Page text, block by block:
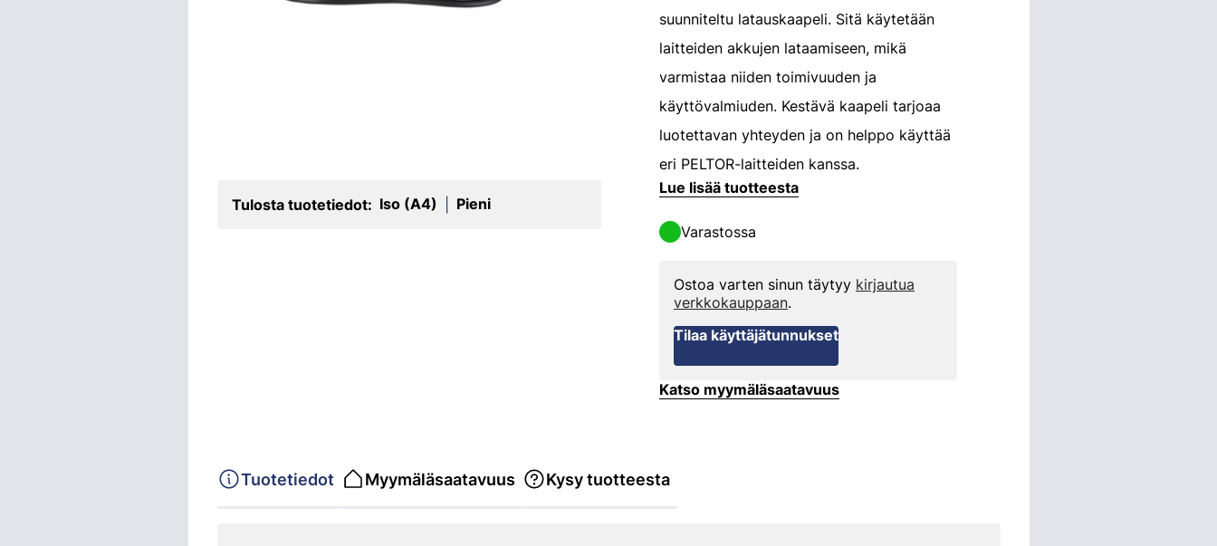
Tulosta tuotetiedot: Iso (A4) Pieni
suunniteltu latauskaapeli. Sitä käytetään
laitteiden akkujen lataamiseen, mikä
varmistaa niiden toimivuuden ja
käyttövalmiuden. Kestävä kaapeli tarjoaa
luotettavan yhteyden ja on helppo käyttää
eri PELTOR-laitteiden kanssa.
Lue lisää tuotteesta
Varastossa
Ostoa varten sinun täytyy kirjautua
verkkokauppaan.
Tilaa käyttäjätunnukset
Katso myymäläsaatavuus
Tuotetiedot Myymäläsaatavuus Kysy tuotteesta